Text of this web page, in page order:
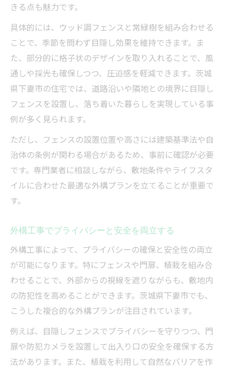
きる点も魅力です。
具体的には、ウッド調フェンスと常緑樹を組み合わせる
ことで、季節を問わず目隠し効果を維持できます。ま
た、部分的に格子状のデザインを取り入れることで、風
通しや採光も確保しつつ、圧迫感を軽減できます。茨城
県下妻市の住宅では、道路沿いや隣地との境界に目隠し
フェンスを設置し、落ち着いた暮らしを実現している事
例が多く見られます。
ただし、フェンスの設置位置や高さには建築基準法や自
治体の条例が関わる場合があるため、事前に確認が必要
です。専門業者に相談しながら、敷地条件やライフスタ
イルに合わせた最適な外構プランを立てることが重要で
す。
外構工事でプライバシーと安全を両立する
外構工事によって、プライバシーの確保と安全性の両立
が可能になります。特にフェンスや門扉、植栽を組み合
わせることで、外部からの視線を遮りながらも、敷地内
の防犯性を高めることができます。茨城県下妻市でも、
こうした複合的な外構プランが注目されています。
例えば、目隠しフェンスでプライバシーを守りつつ、門
扉や防犯カメラを設置して出入り口の安全を確保する方
法があります。また、植栽を利用して自然なバリアを作